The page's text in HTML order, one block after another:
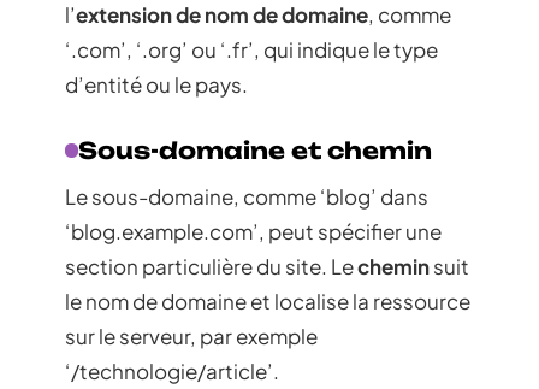
l’extension de nom de domaine, comme
‘.com’, ‘.org’ ou ‘.fr’, qui indique le type
d’entité ou le pays.
Sous-domaine et chemin
Le sous-domaine, comme ‘blog’ dans
‘blog.example.com’, peut spécifier une
section particulière du site. Lecheminsuit
le nom de domaine et localise la ressource
sur le serveur, par exemple
‘/technologie/article’.